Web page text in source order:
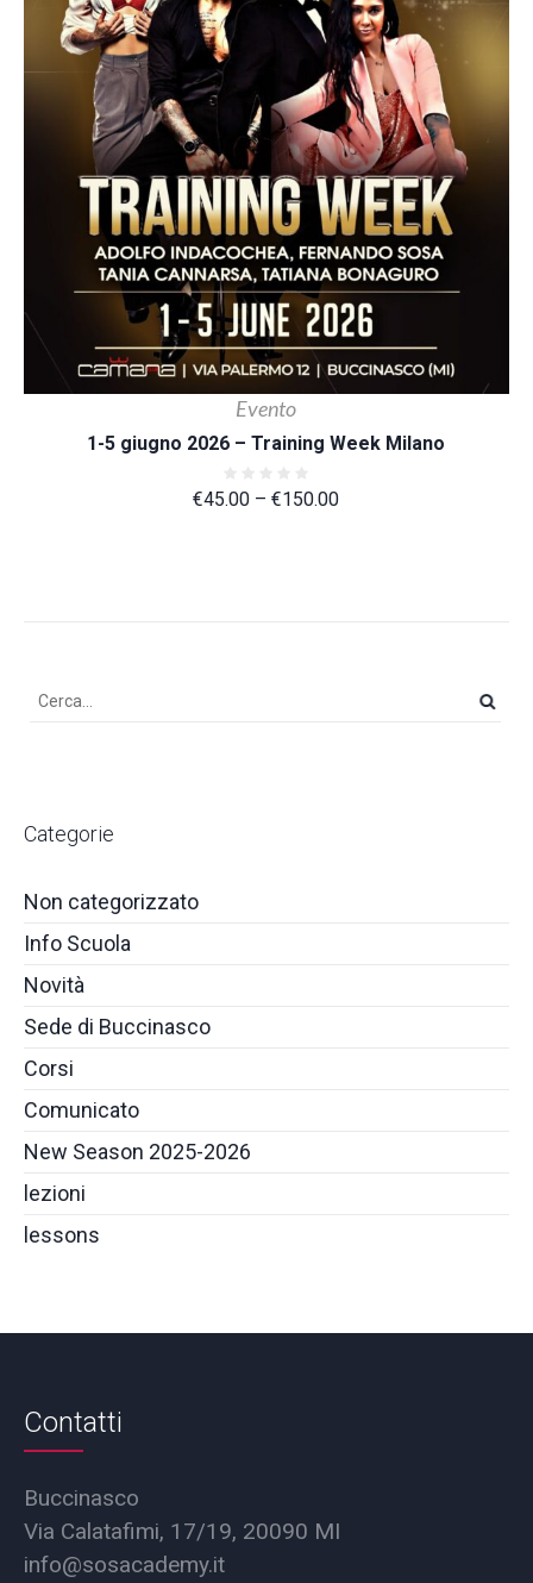
Evento
1-5 giugno 2026 – Training Week Milano
€45.00 –€150.00
Categorie
Non categorizzato
Info Scuola
Novità
Sede di Buccinasco
Corsi
Comunicato
New Season 2025-2026
lezioni
lessons
Contatti
Buccinasco
Via Calatafimi, 17/19, 20090 MI
info@sosacademy.it